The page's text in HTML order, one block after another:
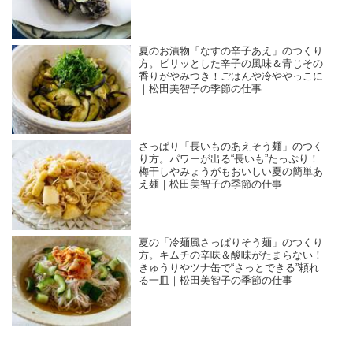
夏のお漬物「なすの辛子あえ」のつくり
方。ピリッとした辛子の風味＆青じその
香りがやみつき！ごはんや冷ややっこに
｜松田美智子の季節の仕事
さっぱり「長いものあえそう麺」のつく
り方。パワーが出る“長いも”たっぷり！
梅干しやみょうがもおいしい夏の簡単あ
え麺｜松田美智子の季節の仕事
夏の「冷麺風さっぱりそう麺」のつくり
方。キムチの辛味＆酸味がたまらない！
きゅうりやツナ缶で“さっとできる”頼れ
る一皿｜松田美智子の季節の仕事